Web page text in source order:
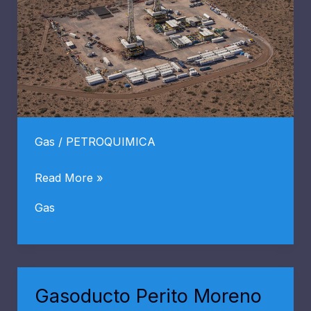
Gas / PETROQUIMICA
Rincón
de
Read More »
Gas
Gasoducto Perito Moreno